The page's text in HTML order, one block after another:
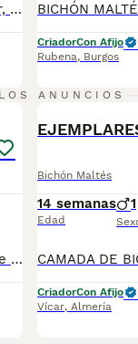
Hermosos cachorros de bichon maltes machos ,de buen carácter, sociables están disponibles con todas sus garantías: Vacunas, microchip y pasaporte, desparacitados,cartilla sanitaria, contrato de garantía sanitaria inscripción de pedigree Pregunte sin ningún compromiso al número de teléfono:647125476-643270537
CriadorCon Afijo
Rubena, Burgos
ANUNCIOS
Estos preciosos cachorros de Bichon Maltés son la compañía que necesitas, cariñosos y te acompañarán allá donde vayas siempre ❤️🐶. Se entregan a los 2️⃣ meses de edad con: 2️⃣ Vacunas 🪪 Microchip ✈️ Pasaporte Veterinario Oficial 2️⃣ Desparasitaciones En el contrato de compraventa se especifican las garantías sanitarias 📑🏥. En Centro Canino Cauca nuestra prioridad es la cría responsable para una salud excelente tanto para las madres como para los cachorros, más de 20 años de experiencia nos avalan con clientes satisfechos por toda España 🇪🇸. Nuestra página web: https://centrocauca.es/ ¡CONTÁCTANOS! 🫵🐶. 638009917 📞.
Bichón Maltés
14 semanas
Edad
1
CriadorCon Afijo
Vícar, Almería